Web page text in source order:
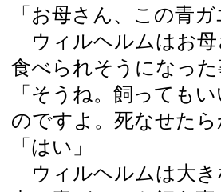
「お母さん、この青
ウィルヘルムはお母
食べられそうになっ
「そうね。飼っても
のですよ。死なせた
「はい」
ウィルヘルムは大き